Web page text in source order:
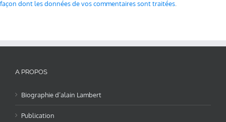
façon dont les données de vos commentaires sont traitées
A PROPOS
Biographie d’alain Lambert
Publication